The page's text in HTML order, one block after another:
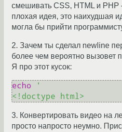
смешивать CSS, HTML и PHP
плохая идея, это наихудшая
могла бы прийти
2. Зачем ты сделал newline
более чем вероятно вызовет
Я про этот кусок:
echo
'
3. Конвертировать видео на
просто напросто неумно.